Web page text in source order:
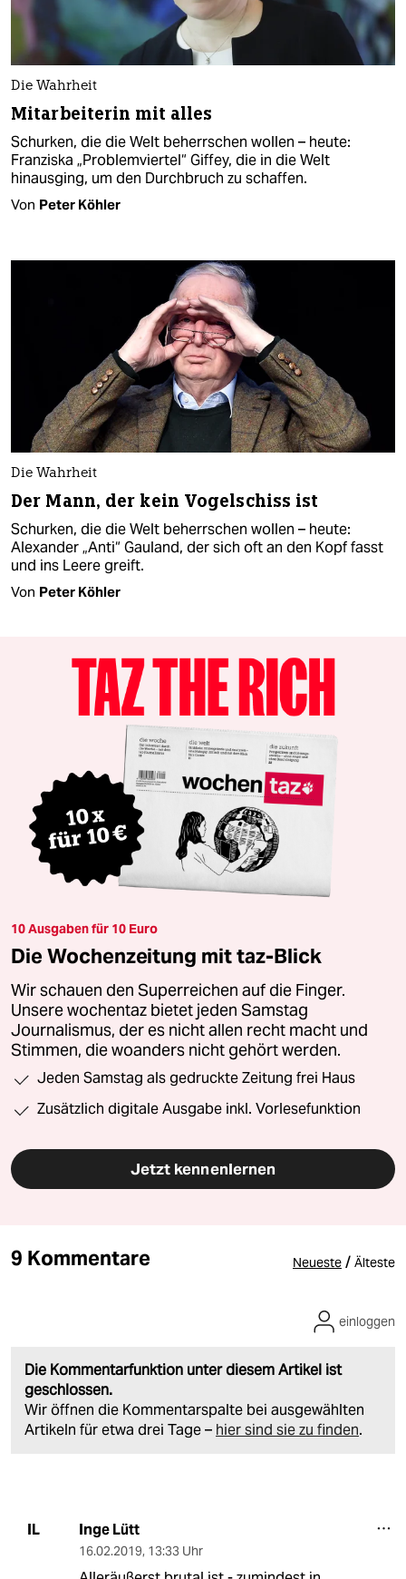
Die Wahrheit
Mitarbeiterin mit alles
Schurken, die die Welt beherrschen wollen – heute:
Franziska „Problemviertel“ Giffey, die in die Welt
hinausging, um den Durchbruch zu schaffen.
Von Peter Köhler
Die Wahrheit
Der Mann, der kein Vogelschiss ist
Schurken, die die Welt beherrschen wollen – heute:
Alexander „Anti“ Gauland, der sich oft an den Kopf fasst
und ins Leere greift.
Von Peter Köhler
10 Ausgaben für 10 Euro
Die Wochenzeitung mit taz-Blick
Wir schauen den Superreichen auf die Finger.
Unsere wochentaz bietet jeden Samstag
Journalismus, der es nicht allen recht macht und
Stimmen, die woanders nicht gehört werden.
Jeden Samstag als gedruckte Zeitung frei Haus
Zusätzlich digitale Ausgabe inkl. Vorlesefunktion
Jetzt kennenlernen
9 Kommentare Neueste / Älteste
Die Kommentarfunktion unter diesem Artikel ist
geschlossen.
Wir öffnen die Kommentarspalte bei ausgewählten
Artikeln für etwa drei Tage – hier sind sie zu finden.
einloggen
IL Inge Lütt
16.02.2019, 13:33 Uhr